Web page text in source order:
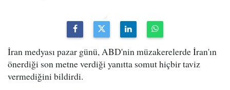
İran medyası pazar günü, ABD'nin müzakerelerde İran'ın
önerdiği son metne verdiği yanıtta somut hiçbir taviz
vermediğini bildirdi.